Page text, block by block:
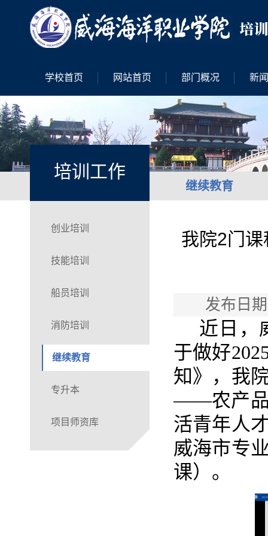
学校首页 网站首页 部门概况 新
培训工作
继续教育
创业培训
技能培训
船员培训
消防培训
继续教育
专升本
项目师资库
我院2门
发布日
近日，
于做好
知》，我
——农产品
活青年人
威海市专
课）。